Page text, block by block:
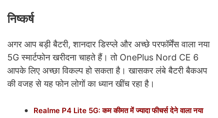
निष्कर्ष
अगर आप बड़ी बैटरी, शानदार डिस्प्ले और अच्छे परफॉर्मेंस वाला नया
5G स्मार्टफोन खरीदना चाहते हैं। तो OnePlus Nord CE 6
आपके लिए अच्छा विकल्प हो सकता है। खासकर लंबे बैटरी बैकअप
की वजह से यह फोन लोगों का ध्यान खींच रहा है।
Realme P4 Lite 5G: कम कीमत में ज्यादा फीचर्स देने वाला नया